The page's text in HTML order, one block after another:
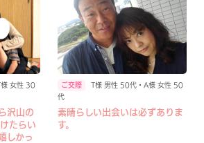
女性 30
沢山の
たらい
しかっ
T様 男性 50代・A様 女性 50
代
素晴らしい出会いは必ずありま
す。